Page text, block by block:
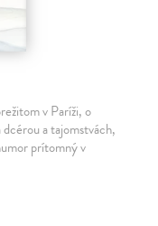
v Paríži, o
a tajomstvách,
prítomný v